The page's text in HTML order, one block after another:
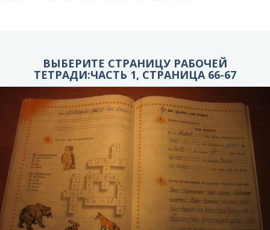
ВЫБЕРИТЕ СТРАНИЦУ РАБОЧЕЙ
ТЕТРАДИ:ЧАСТЬ 1, СТРАНИЦА 66-67